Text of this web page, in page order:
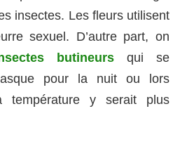
insectes. Les fleurs utilisent
sexuel. D’autre part, on
butineurs qui se
pour la nuit ou lors
température y serait plus